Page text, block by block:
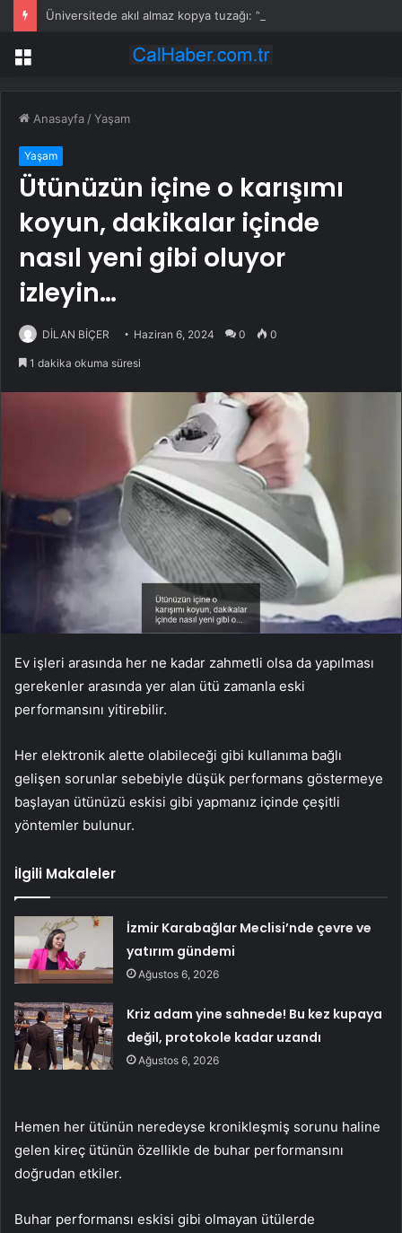
Menü
Anasayfa /Yaşam
Yaşam
Ütünüzün içine o karışımı
koyun, dakikalar içinde
nasıl yeni gibi oluyor
izleyin…
DİLAN BİÇER Haziran 6, 2024 0 0
1 dakika okuma süresi
Ev işleri arasında her ne kadar zahmetli olsa da yapılması
gerekenler arasında yer alan ütü zamanla eski
performansını yitirebilir.
Her elektronik alette olabileceği gibi kullanıma bağlı
gelişen sorunlar sebebiyle düşük performans göstermeye
başlayan ütünüzü eskisi gibi yapmanız içinde çeşitli
yöntemler bulunur.
İlgili Makaleler
İzmir Karabağlar Meclisi’nde çevre ve
yatırım gündemi
Ağustos 6, 2026
Kriz adam yine sahnede! Bu kez kupaya
değil, protokole kadar uzandı
Ağustos 6, 2026
Hemen her ütünün neredeyse kronikleşmiş sorunu haline
gelen kireç ütünün özellikle de buhar performansını
doğrudan etkiler.
Buhar performansı eskisi gibi olmayan ütülerde